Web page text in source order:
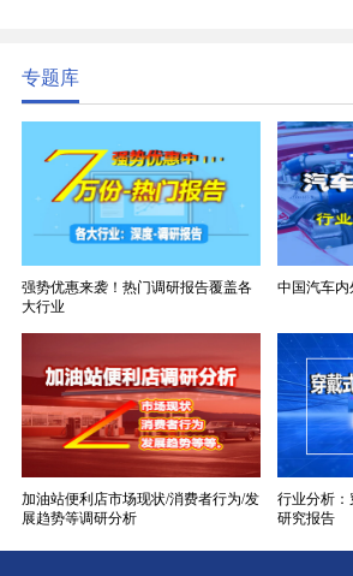
专题库
强势优惠来袭！热门调研报告覆盖各
大行业
中国汽车内
加油站便利店市场现状/消费者行为/发
展趋势等调研分析
行业分析
研究报告